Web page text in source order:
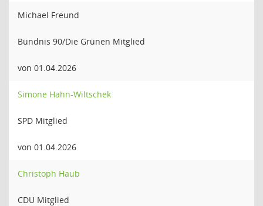
Michael Freund
Bündnis 90/Die Grünen Mitglied
von 01.04.2026
Simone Hahn-Wiltschek
SPD Mitglied
von 01.04.2026
Christoph Haub
CDU Mitglied